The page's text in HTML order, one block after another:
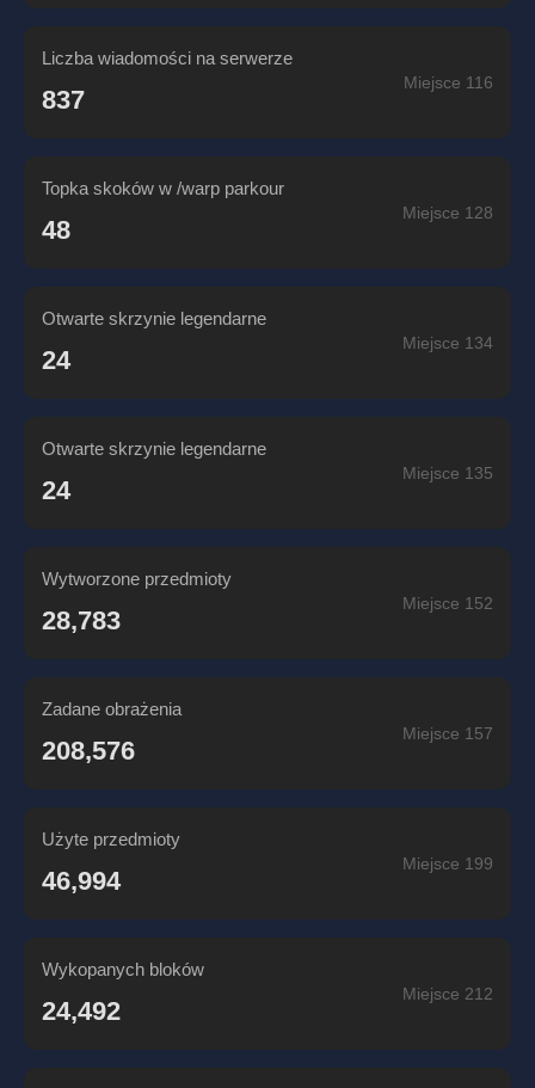
Liczba wiadomości na serwerze
837
Miejsce 116
Topka skoków w /warp parkour
48
Miejsce 128
Otwarte skrzynie legendarne
24
Miejsce 134
Otwarte skrzynie legendarne
24
Miejsce 135
Wytworzone przedmioty
28,783
Miejsce 152
Zadane obrażenia
208,576
Miejsce 157
Użyte przedmioty
46,994
Miejsce 199
Wykopanych bloków
24,492
Miejsce 212